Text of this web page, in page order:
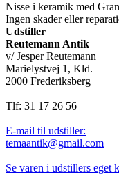
Nisse i keramik med
Ingen skader eller
Udstiller
Reutemann Antik
v/ Jesper Reutemann
Marielystvej 1, Kld.
2000 Frederiksberg
Tlf: 31 17 26 56
E-mail til udstiller:
temaantik@gmail.com
Se varen i udstillers eget